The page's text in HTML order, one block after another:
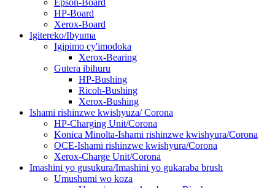
HP-Board
Xerox-Board
Igitereko/Ibyuma
Igipimo cy'imodoka
Xerox-Bearing
Gutera ibihuru
HP-Bushing
Ricoh-Bushing
Xerox-Bushing
Ishami rishinzwe kwishyuza/ Corona
HP-Charging Unit/Corona
Konica Minolta-Ishami rishinzwe kwishyura/Corona
OCE-Ishami rishinzwe kwishyura/Corona
Xerox-Charge Unit/Corona
Imashini yo gusukura/Imashini yo gukaraba brush
Umushumi wo koza